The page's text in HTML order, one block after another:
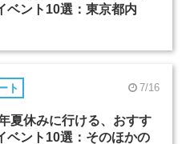
ベント10選：東京都内
ト 7/16
夏休みに行ける、おすす
ベント10選：そのほかの